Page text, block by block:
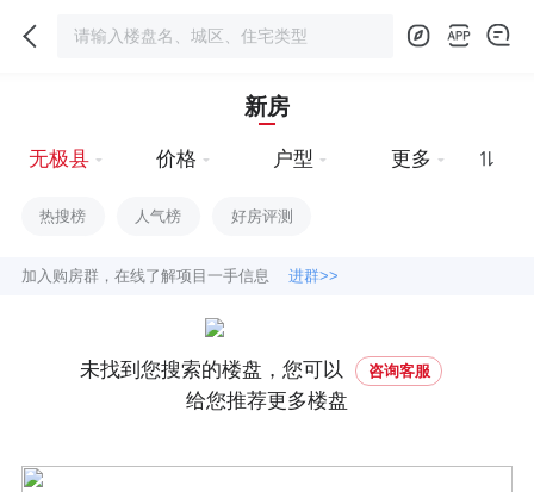
新房
无极县 价格 户型 更多
热搜榜 人气榜 好房评测
加入购房群，在线了解项目一手信息 进群>>
未找到您搜索的楼盘，您可以 咨询客服
给您推荐更多楼盘